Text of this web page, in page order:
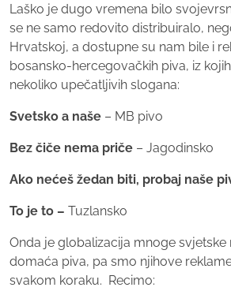
Laško je dugo vremena bilo
se ne samo redovito distribuiralo,
Hrvatskoj, a dostupne su nam bile i
bosansko-hercegovačkih piva, iz
nekoliko upečatljivih slogana:
Svetsko a naše – MB pivo
Bez čiče nema priče – Jagodinsko
Ako nećeš žedan biti, probaj naše
To je to – Tuzlansko
Onda je globalizacija mnoge
domaća piva, pa smo njihove
svakom koraku. Recimo: